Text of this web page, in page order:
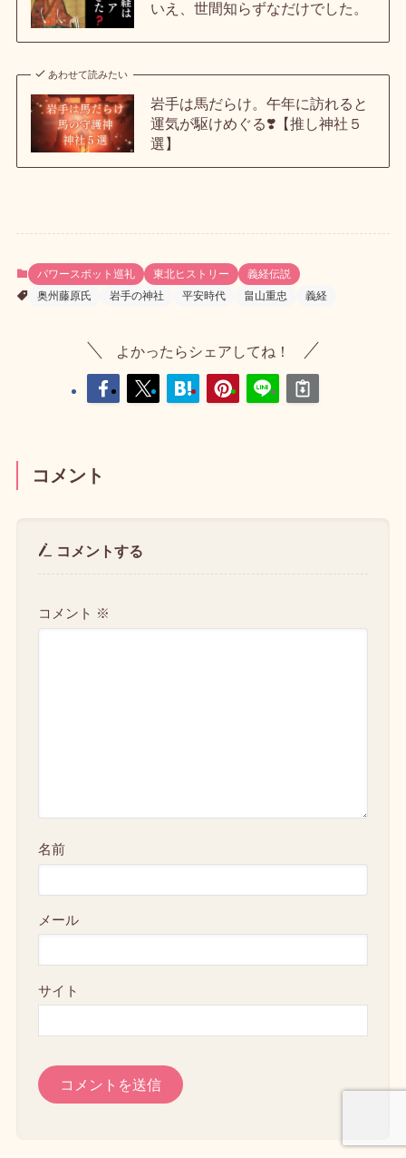
いえ、世間知らずなだけでした。
あわせて読みたい
岩手は馬だらけ。午年に訪れると
運気が駆けめぐる❣️【推し神社５
選】
パワースポット巡礼 東北ヒストリー
義経伝説
奥州藤原氏
岩手の神社 平安時代 畠山重忠 義経
よかったらシェアしてね！
コメント
コメントする
コメント ※
名前
メール
サイト